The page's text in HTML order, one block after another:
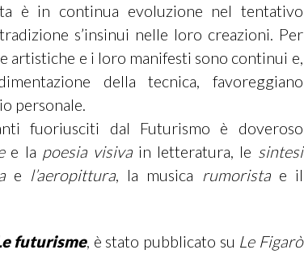
è in continua evoluzione nel tentativo
s’insinui nelle loro creazioni. Per
artistiche e i loro manifesti sono continui e,
della tecnica, favoreggiano
personale.
fuoriusciti dal Futurismo è doveroso
e la poesia visivain letteratura, le sintesi
e l’aeropittura, la musica rumorista e il
futurisme, è stato pubblicato su Le Figarò